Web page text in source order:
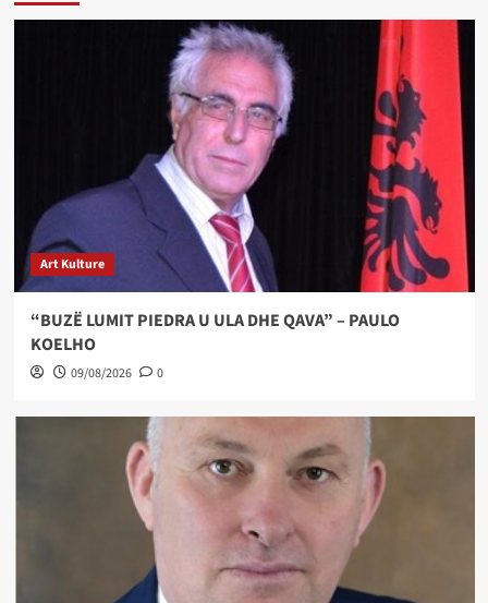
Art Kulture
“BUZË LUMIT PIEDRA U ULA DHE QAVA” – PAULO
KOELHO
09/08/2026 0